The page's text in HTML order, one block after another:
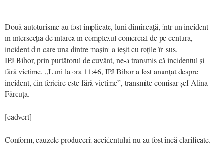
Două autoturisme au fost implicate, luni dimineață, într-un incident
în intersecția de intarea în complexul comercial de pe centură,
incident din care una dintre mașini a ieșit cu roțile în sus.
IPJ Bihor, prin purtătorul de cuvânt, ne-a transmis că incidentul și
fără victime. „Luni la ora 11:46, IPJ Bihor a fost anunțat despre
incident, din fericire este fără victime”, transmite comisar șef Alina
Fărcuța.
[eadvert]
Conform, cauzele producerii accidentului nu au fost încă clarificate.